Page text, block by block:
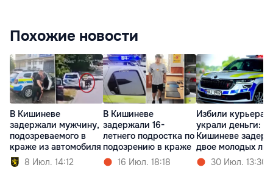
Похожие новости
В Кишиневе
задержали мужчину,
подозреваемого в
краже из автомобиля
8 Июл. 14:12
В Кишиневе
задержали 16-
летнего подростка по
подозрению в краже
16 Июл. 18:18
Избили курьера и
украли деньги: в
Кишиневе
двое молодых
30 Июл. 13:30